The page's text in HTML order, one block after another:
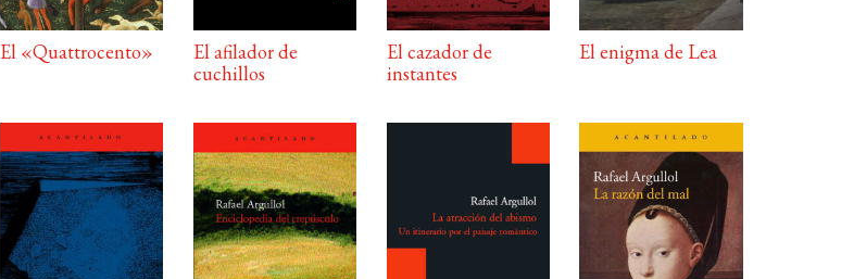
El «Quattrocento»
El afilador de
cuchillos
El cazador de
instantes
El enigma de Lea